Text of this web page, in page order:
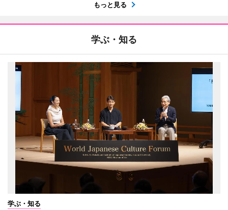
もっと見る
学ぶ・知る
学ぶ・知る